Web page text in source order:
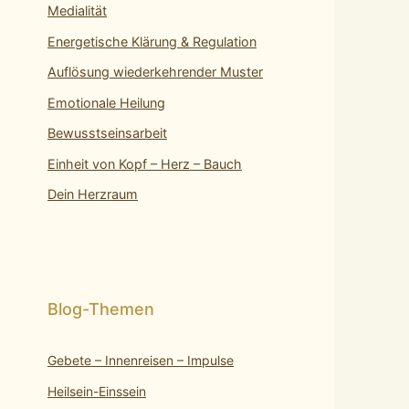
Medialität
Energetische Klärung & Regulation
Auflösung wiederkehrender Muster
Emotionale Heilung
Bewusstseinsarbeit
Einheit von Kopf – Herz – Bauch
Dein Herzraum
Gebete – Innenreisen – Impulse
Heilsein-Einssein